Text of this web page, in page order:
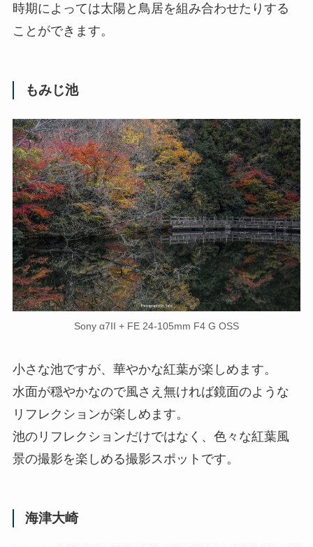
時期によっては太陽と鳥居を組み合わせたりする
ことができます。
もみじ池
Sony α7II + FE 24-105mm F4 G OSS
小さな池ですが、華やかな紅葉が楽しめます。
水面が穏やかなので風さえ無ければ鏡面のような
リフレクションが楽しめます。
池のリフレクションだけではなく、色々な紅葉風
景の撮影を楽しめる撮影スポットです。
海津大崎